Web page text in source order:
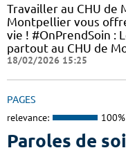
Travailler au CHU de
Montpellier vous
vie ! #OnPrendSoin :
partout au CHU de
18/02/2026 15:25
PAGES
relevance: 100%
Paroles de